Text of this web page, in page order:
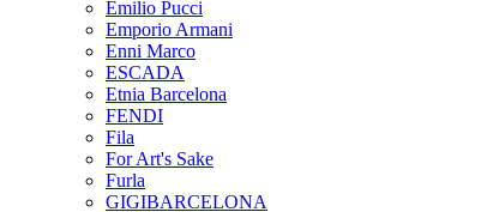
Emilio Pucci
Emporio Armani
Enni Marco
ESCADA
Etnia Barcelona
FENDI
Fila
For Art's Sake
Furla
GIGIBARCELONA